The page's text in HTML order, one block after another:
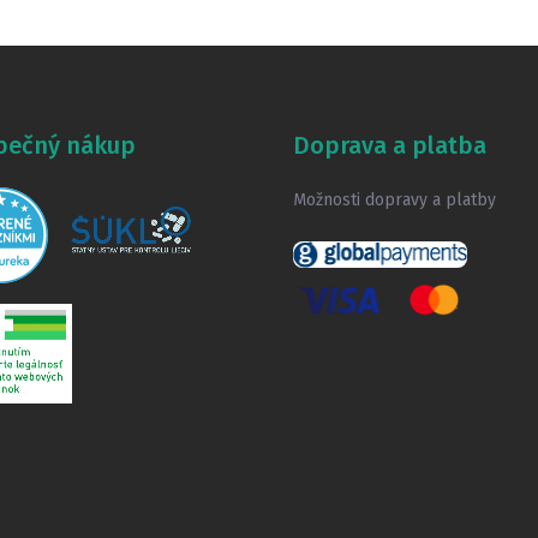
nákup Doprava a platba
Možnosti dopravy a platby